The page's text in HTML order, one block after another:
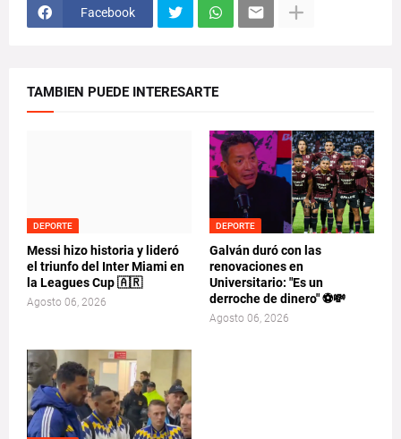
Facebook
TAMBIEN PUEDE INTERESARTE
DEPORTE
Messi hizo historia y lideró
el triunfo del Inter Miami en
la Leagues Cup 🇦🇷
Agosto 06, 2026
DEPORTE
Galván duró con las
renovaciones en
Universitario: "Es un
derroche de dinero" ⚽💸
Agosto 06, 2026